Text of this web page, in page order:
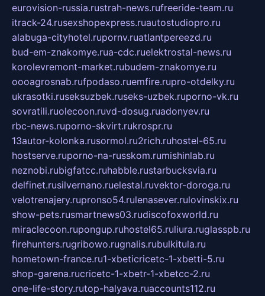
eurovision-russia.rustrah-news.rufreeride-team.ru
itrack-24.rusexshopexpress.ruautostudiopro.ru
alabuga-cityhotel.rupornv.ruatlantpereezd.ru
bud-em-znakomye.rua-cdc.ruelektrostal-news.ru
korolevremont-market.rubudem-znakomye.ru
oooagrosnab.rufpodaso.ruemfire.rupro-otdelky.ru
ukrasotki.ruseksuzbek.ruseks-uzbek.ruporno-vk.ru
sovratili.ruolecoon.ruvd-dosug.ruadonyev.ru
rbc-news.ruporno-skvirt.rukrospr.ru
13autor-kolonka.rusormol.ru2rich.ruhostel-65.ru
hostserve.ruporno-na-russkom.rumishinlab.ru
neznobi.rubigfatcc.ruhabble.rustarbucksvia.ru
delfinet.rusilvernano.ruelestal.ruvektor-doroga.ru
velotrenajery.rupronso54.rulenasever.rulovinskix.ru
show-pets.rusmartnews03.rudiscofoxworld.ru
miraclecoon.rupongup.ruhostel65.ruliura.ruglasspb.ru
firehunters.rugribowo.rugnalis.rubulkitula.ru
hometown-france.ru1-xbeticricetc-1-xbetti-5.ru
shop-garena.rucricetc-1-xbetr-1-xbetcc-2.ru
one-life-story.rutop-halyava.ruaccounts112.ru